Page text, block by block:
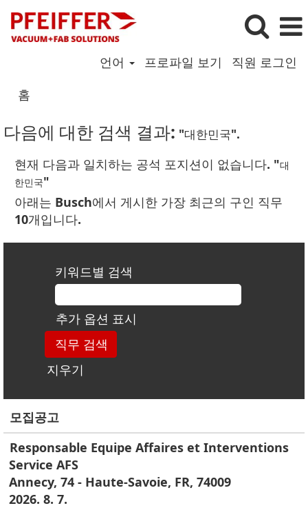
언어 프로파일 보기
직원 로그인
홈
다음에 대한 검색 결과: "대한민국".
현재 다음과 일치하는 공석 포지션이 없습니다. "대
한민국"
아래는 Busch에서 게시한 가장 최근의 구인 직무
10개입니다.
키워드별 검색
추가 옵션 표시
지우기
모집공고
Responsable Equipe Affaires et Interventions
Service AFS
Annecy, 74 - Haute-Savoie, FR, 74009
2026. 8. 7.